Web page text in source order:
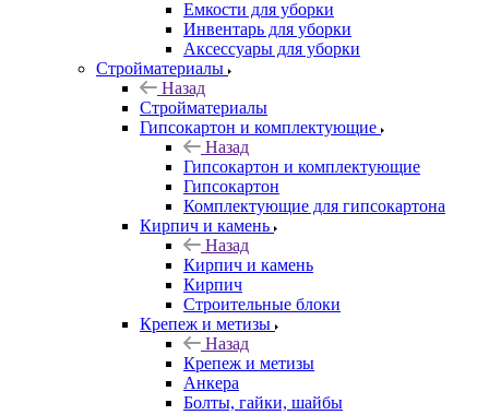
Емкости для уборки
Инвентарь для уборки
Аксессуары для уборки
Стройматериалы
Назад
Стройматериалы
Гипсокартон и комплектующие
Назад
Гипсокартон и комплектующие
Гипсокартон
Комплектующие для гипсокартона
Кирпич и камень
Назад
Кирпич и камень
Кирпич
Строительные блоки
Крепеж и метизы
Назад
Крепеж и метизы
Анкера
Болты, гайки, шайбы